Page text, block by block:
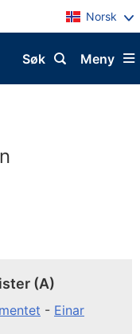
Norsk
Meny
Søk
(A)
- Einar